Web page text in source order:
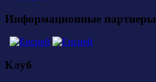
Информационные партнеры
Клуб